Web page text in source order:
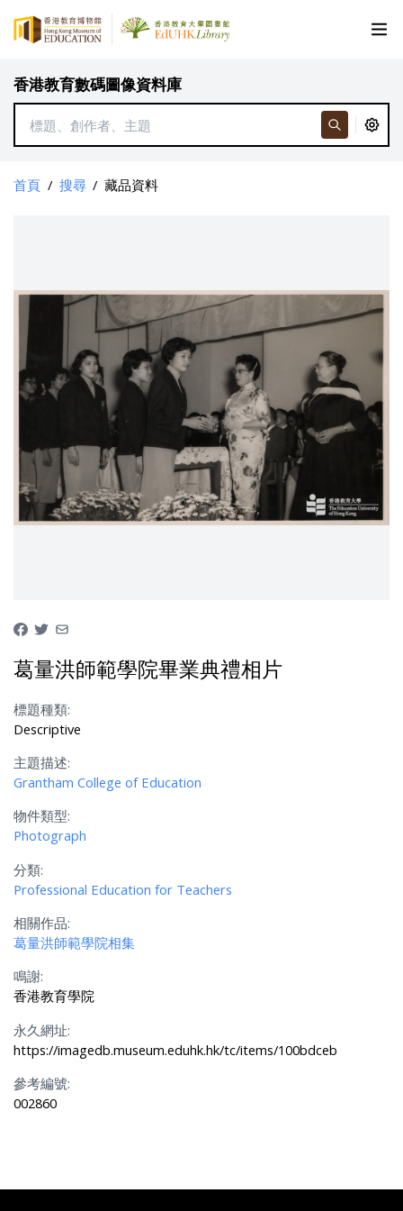
香港教育數碼圖像資料庫
首頁 / 搜尋 / 藏品資料
葛量洪師範學院畢業典禮相片
標題種類:
Descriptive
主題描述:
Grantham College of Education
物件類型:
Photograph
分類:
Professional Education for Teachers
相關作品:
葛量洪師範學院相集
鳴謝:
香港教育學院
永久網址:
https://imagedb.museum.eduhk.hk/tc/items/100bdceb
參考編號:
002860